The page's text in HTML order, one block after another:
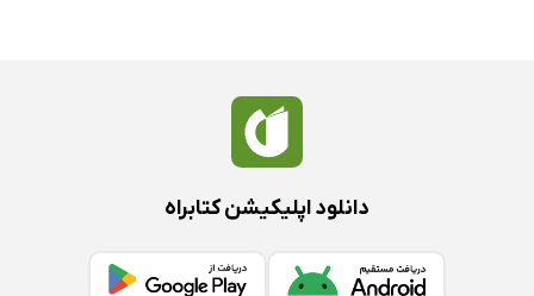
دانلود اپلیکیشن کتابراه